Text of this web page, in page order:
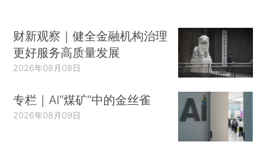
财新观察｜健全金融机构治理
更好服务高质量发展
2026年08月08日
专栏｜AI“煤矿”中的金丝雀
2026年08月09日